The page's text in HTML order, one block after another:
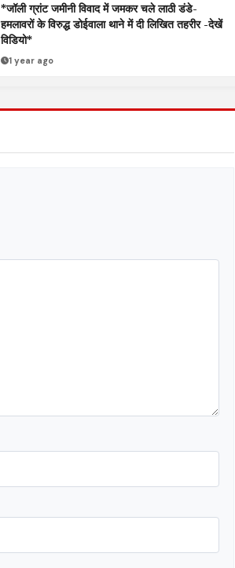
*जॉली ग्रांट जमीनी विवाद में जमकर चले लाठी डंडे-
हमलावरों के विरुद्ध डोईवाला थाने में दी लिखित तहरीर -देखें
विडियो*
1 year ago